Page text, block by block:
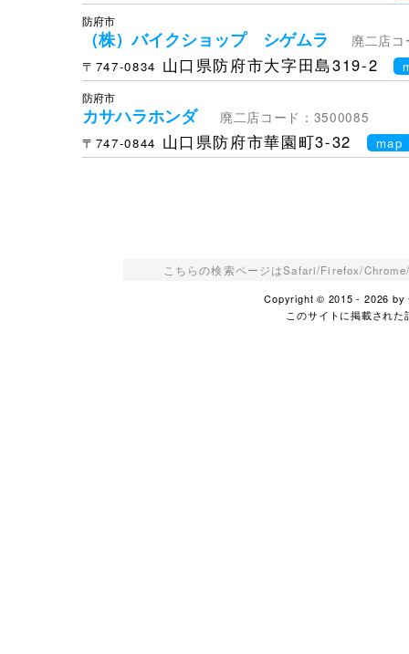
防府市
（株）バイクショップ シゲムラ
廃二店
〒747-0834 山口県防府市大字田島319-2
防府市
カサハラホンダ
廃二店コード：3500085
〒747-0844 山口県防府市華園町3-32 map
こちらの検索ページはSafari/Firefox/
Copyright © 2015 - 2026 by
このサイトに掲載され